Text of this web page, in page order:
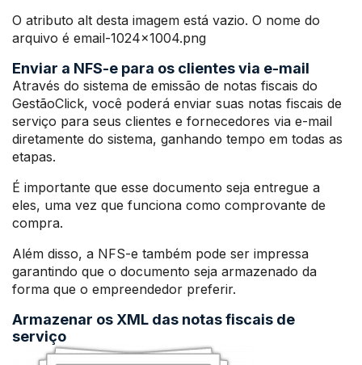
O atributo alt desta imagem está vazio. O nome do
arquivo é email-1024×1004.png
Enviar a NFS-e para os clientes via e-mail
Através do sistema de emissão de notas fiscais do
GestãoClick, você poderá enviar suas notas fiscais de
serviço para seus clientes e fornecedores via e-mail
diretamente do sistema, ganhando tempo em todas as
etapas.
É importante que esse documento seja entregue a
eles, uma vez que funciona como comprovante de
compra.
Além disso, a NFS-e também pode ser impressa
garantindo que o documento seja armazenado da
forma que o empreendedor preferir.
Armazenar os XML das notas fiscais de
serviço